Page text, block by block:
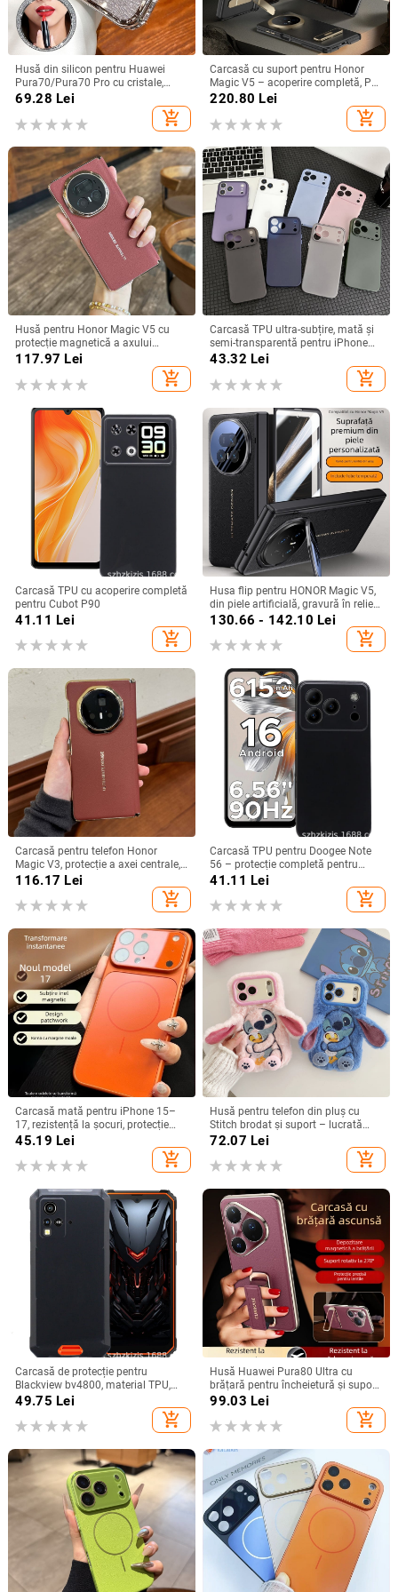
Husă din silicon pentru Huawei
Pura70/Pura70 Pro cu cristale,
transparentă, estetică, suport
încorporat și disipare a căldurii
69.28 Lei
add_shopping_cart
Carcasă cu suport pentru Honor
Magic V5 – acoperire completă, PC
mat, anti-cădere, anti-amprente
220.80 Lei
add_shopping_cart
Husă pentru Honor Magic V5 cu
protecție magnetică a axului
central, acoperire completă a
electroplacare, protecție anti-cădere
117.97 Lei
add_shopping_cart
Carcasă TPU ultra-subțire, mată și
semi-transparentă pentru iPhone
11/12/14/15/16/17 Pro Max,
protecție împotriva căderilor, anti-
amprente
43.32 Lei
add_shopping_cart
Carcasă TPU cu acoperire completă
pentru Cubot P90
41.11 Lei
add_shopping_cart
Husa flip pentru HONOR Magic V5,
din piele artificială, gravură în relief,
stil Ins, anti-cadere
130.66 - 142.10 Lei
add_shopping_cart
Carcasă pentru telefon Honor
Magic V3, protecție a axei centrale,
noul model Magic V5, husă ușoară
electroplacare, anti-cădere
116.17 Lei
add_shopping_cart
Carcasă TPU pentru Doogee Note
56 – protecție completă pentru
Note 56, Plus și Pro, realizată
41.11 Lei
add_shopping_cart
Carcasă mată pentru iPhone 15–
17, rezistență la șocuri, protecție
pentru obiectiv, prindere magnetică,
45.19 Lei
add_shopping_cart
Husă pentru telefon din pluș cu
Stitch brodat și suport – lucrată
manual, stil desen animat drăguț,
protecție anti-cădere, pentru seria
iPhone 11–17
72.07 Lei
add_shopping_cart
Carcasă de protecție pentru
Blackview bv4800, material TPU,
realizată manual, personalizabilă
49.75 Lei
add_shopping_cart
Husă Huawei Pura80 Ultra cu
brățară pentru încheietură și suport
rotativ — textură piele Napa
99.03 Lei
add_shopping_cart